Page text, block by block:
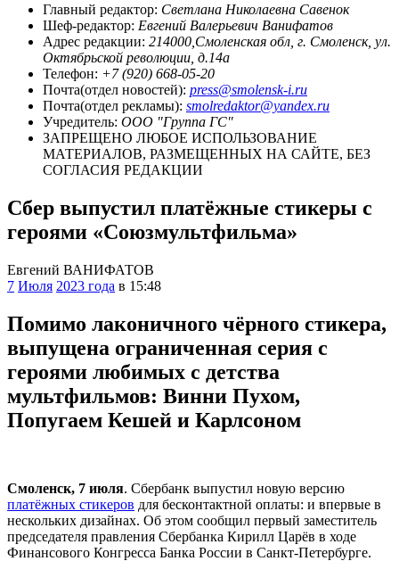
Главный редактор: Светлана Николаевна Савенок
Шеф-редактор: Евгений Валерьевич Ванифатов
Адрес редакции: 214000,Смоленская обл, г. Смоленск, ул.
Октябрьской революции, д.14а
Телефон: +7 (920) 668-05-20
Почта(отдел новостей): press@smolensk-i.ru
Почта(отдел рекламы): smolredaktor@yandex.ru
Учредитель: ООО "Группа ГС"
ЗАПРЕЩЕНО ЛЮБОЕ ИСПОЛЬЗОВАНИЕ
МАТЕРИАЛОВ, РАЗМЕЩЕННЫХ НА САЙТЕ, БЕЗ
СОГЛАСИЯ РЕДАКЦИИ
Сбер выпустил платёжные стикеры с
героями «Союзмультфильма»
Евгений ВАНИФАТОВ
7 Июля 2023 года в 15:48
Помимо лаконичного чёрного стикера,
выпущена ограниченная серия с
героями любимых с детства
мультфильмов: Винни Пухом,
Попугаем Кешей и Карлсоном
Смоленск, 7 июля. Сбербанк выпустил новую версию
платёжных стикеров для бесконтактной оплаты: и впервые в
нескольких дизайнах. Об этом сообщил первый заместитель
председателя правления Сбербанка Кирилл Царёв в ходе
Финансового Конгресса Банка России в Санкт-Петербурге.